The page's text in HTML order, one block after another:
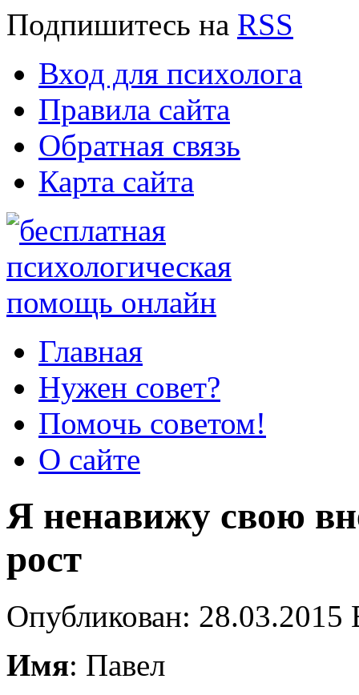
Подпишитесь на RSS
Вход для психолога
Правила сайта
Обратная связь
Карта сайта
Главная
Нужен совет?
Помочь советом!
О сайте
Я ненавижу свою
рост
Опубликован:
Имя: Павел